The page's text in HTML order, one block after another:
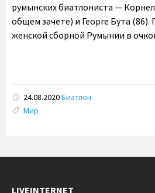
румынских биатлониста —
общем зачете) и Георге Бута
женской сборной Румынии в
24.08.2020Биатлон
Tags:
Мир
LIVEINTERNET